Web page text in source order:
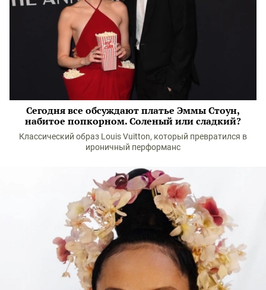
Сегодня все обсуждают платье Эммы Стоун,
набитое попкорном. Соленый или сладкий?
Классический образ Louis Vuitton, который превратился в
ироничный перформанс